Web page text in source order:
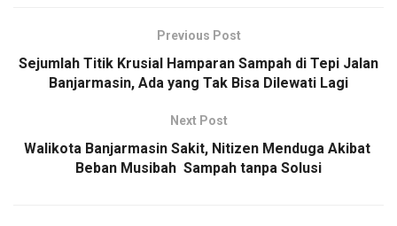
Previous Post
Sejumlah Titik Krusial Hamparan Sampah di Tepi Jalan
Banjarmasin, Ada yang Tak Bisa Dilewati Lagi
Next Post
Walikota Banjarmasin Sakit, Nitizen Menduga Akibat
Beban Musibah Sampah tanpa Solusi